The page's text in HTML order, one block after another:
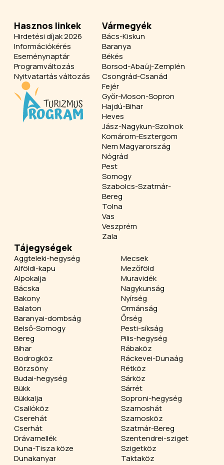
Hasznos linkek
Hirdetési díjak 2026
Információkérés
Eseménynaptár
Programváltozás
Nyitvatartás változás
Vármegyék
Bács-Kiskun
Baranya
Békés
Borsod-Abaúj-Zemplén
Csongrád-Csanád
Fejér
Győr-Moson-Sopron
Hajdú-Bihar
Heves
Jász-Nagykun-Szolnok
Komárom-Esztergom
Nem Magyarország
Nógrád
Pest
Somogy
Szabolcs-Szatmár-
Bereg
Tolna
Vas
Veszprém
Zala
Tájegységek
Aggteleki-hegység
Alföldi-kapu
Alpokalja
Bácska
Bakony
Balaton
Baranyai-dombság
Belső-Somogy
Bereg
Bihar
Bodrogköz
Börzsöny
Budai-hegység
Bükk
Bükkalja
Csallóköz
Cserehát
Cserhát
Drávamellék
Duna-Tisza köze
Dunakanyar
Mecsek
Mezőföld
Muravidék
Nagykunság
Nyírség
Ormánság
Őrség
Pesti-síkság
Pilis-hegység
Rábaköz
Ráckevei-Dunaág
Rétköz
Sárköz
Sárrét
Soproni-hegység
Szamoshát
Szamosköz
Szatmár-Bereg
Szentendrei-sziget
Szigetköz
Taktaköz